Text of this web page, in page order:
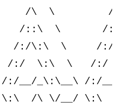
/\  \
/::\  \
/:/\:\  \     /
/:/  \:\  \   /:/
__/_\:\__\ /:/__/
/\ \/__/ \:\  /\